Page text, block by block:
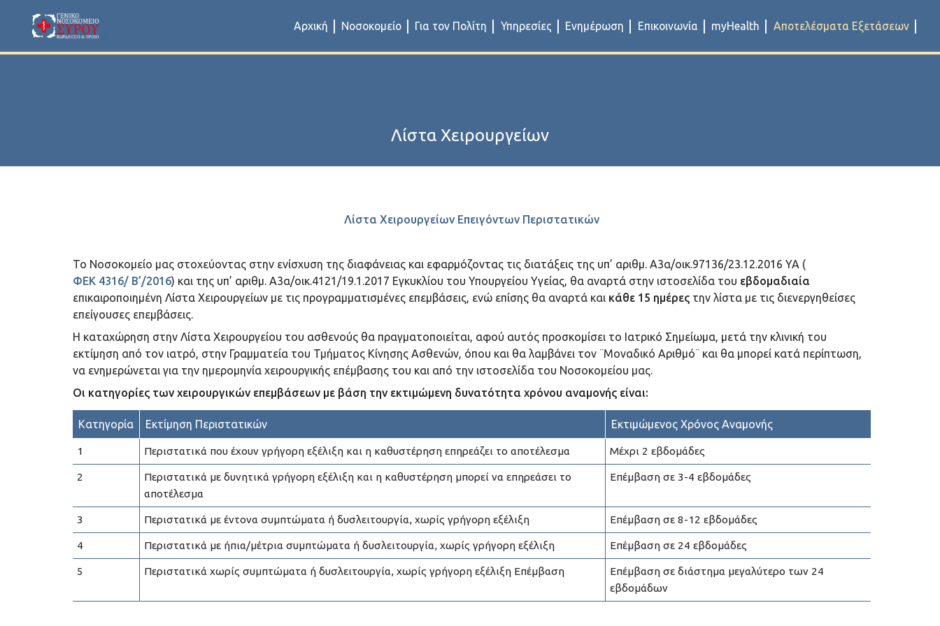
Αρχική Νοσοκομείο Για τον Πολίτη Υπηρεσίες Ενημέρωση Επικοινωνία myHealth Αποτελέσματα Εξετάσεων
Λίστα Χειρουργείων
Λίστα Χειρουργείων Επειγόντων Περιστατικών
Το Νοσοκομείο μας στοχεύοντας στην ενίσχυση της διαφάνειας και εφαρμόζοντας τις διατάξεις της υπ’ αριθμ. Α3α/οικ.97136/23.12.2016 ΥΑ (
ΦΕΚ 4316/ Β’/2016) και της υπ’ αριθμ. Α3α/οικ.4121/19.1.2017 Εγκυκλίου του Υπουργείου Υγείας, θα αναρτά στην ιστοσελίδα του εβδομαδιαία
επικαιροποιημένη Λίστα Χειρουργείων με τις προγραμματισμένες επεμβάσεις, ενώ επίσης θα αναρτά και κάθε 15 ημέρες την λίστα με τις διενεργηθείσες
επείγουσες επεμβάσεις.
Η καταχώρηση στην Λίστα Χειρουργείου του ασθενούς θα πραγματοποιείται, αφού αυτός προσκομίσει το Ιατρικό Σημείωμα, μετά την κλινική του
εκτίμηση από τον ιατρό, στην Γραμματεία του Τμήματος Κίνησης Ασθενών, όπου και θα λαμβάνει τον ¨Μοναδικό Αριθμό¨ και θα μπορεί κατά περίπτωση,
να ενημερώνεται για την ημερομηνία χειρουργικής επέμβασης του και από την ιστοσελίδα του Νοσοκομείου μας.
Οι κατηγορίες των χειρουργικών επεμβάσεων με βάση την εκτιμώμενη δυνατότητα χρόνου αναμονής είναι:
Κατηγορία Εκτίμηση Περιστατικών Εκτιμώμενος Χρόνος Αναμονής
1 Περιστατικά που έχουν γρήγορη εξέλιξη και η καθυστέρηση επηρεάζει το αποτέλεσμα Μέχρι 2 εβδομάδες
2
Περιστατικά με δυνητικά γρήγορη εξέλιξη και η καθυστέρηση μπορεί να επηρεάσει το
αποτέλεσμα
Επέμβαση σε 3-4 εβδομάδες
3 Περιστατικά με έντονα συμπτώματα ή δυσλειτουργία, χωρίς γρήγορη εξέλιξη Επέμβαση σε 8-12 εβδομάδες
4 Περιστατικά με ήπια/μέτρια συμπτώματα ή δυσλειτουργία, χωρίς γρήγορη εξέλιξη Επέμβαση σε 24 εβδομάδες
5 Περιστατικά χωρίς συμπτώματα ή δυσλειτουργία, χωρίς γρήγορη εξέλιξη Επέμβαση
Επέμβαση σε διάστημα μεγαλύτερο των 24
εβδομάδων